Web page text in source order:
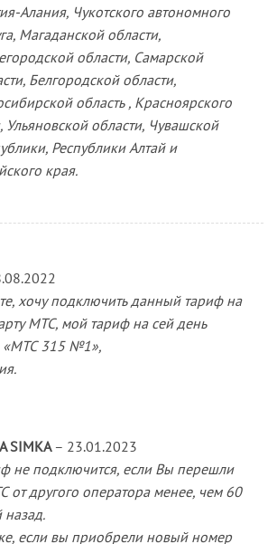
Алания, Чукотского автономного
Магаданской области,
области, Самарской
Белгородской области,
область , Красноярского
Ульяновской области, Чувашской
Республики Алтай и
края.
хочу подключить данный тариф на
МТС, мой тариф на сей день
«МТС 315 №1»,
SIMKA– 23.01.2023
не подключится, если Вы перешли
от другого оператора менее, чем 60
назад.
если вы приобрели новый номер